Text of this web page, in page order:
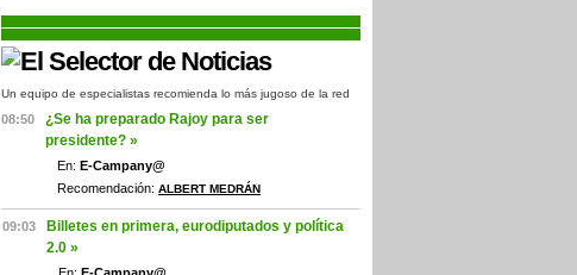
Un equipo de especialistas recomienda lo más jugoso de la red
08:50
¿Se ha preparado Rajoy para ser
presidente? »
En: E-Campany@
Recomendación: ALBERT MEDRÁN
09:03
Billetes en primera, eurodiputados y política
2.0 »